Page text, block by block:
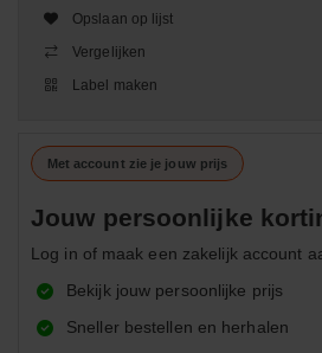
Opslaan op lijst
Vergelijken
Label maken
Met account zie je jouw prijs
Jouw persoonlijke
Log in of maak een zakelijk account
Bekijk jouw persoonlijke prijs
Sneller bestellen en herhalen